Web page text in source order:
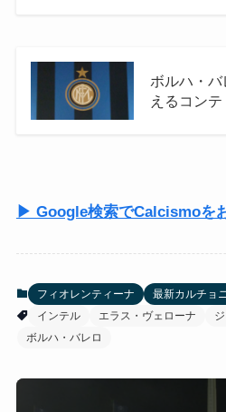
ボルハ・
えるコンテ
▶ Google検索でCalcismoを
フィオレンティーナ 最新カルチョ
インテル
エラス・ヴェローナ
ボルハ・バレロ